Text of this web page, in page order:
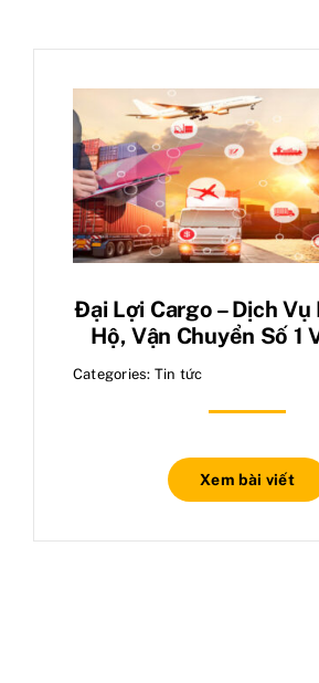
Đại Lợi Cargo – Dịch Vụ
Hộ, Vận Chuyển Số 1
Categories: Tin tức
Xem bài viết